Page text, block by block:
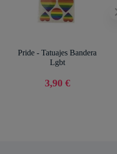
Pride - Tatuajes Bandera
Lgbt
3,90 €